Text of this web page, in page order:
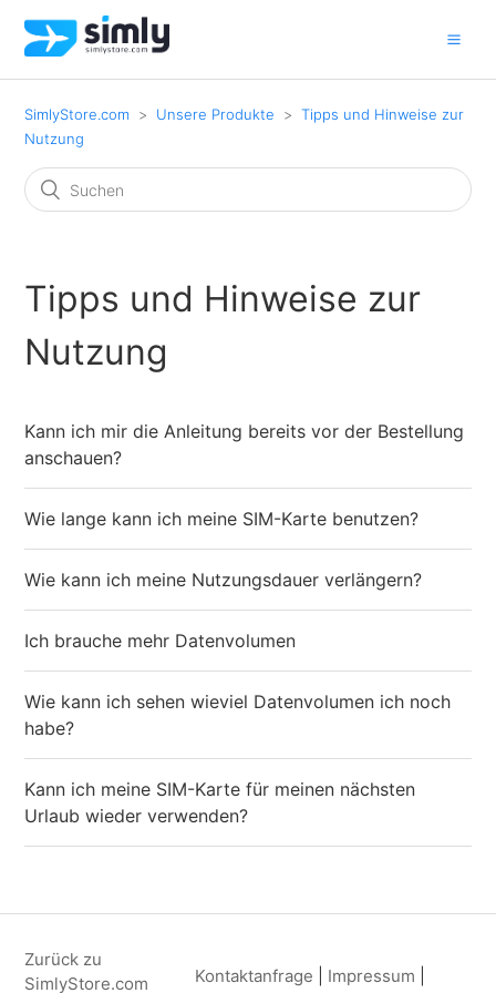
SimlyStore.com Unsere Produkte
Tipps und Hinweise zur
Nutzung
Tipps und Hinweise zur
Nutzung
Kann ich mir die Anleitung bereits vor der Bestellung
anschauen?
Wie lange kann ich meine SIM-Karte benutzen?
Wie kann ich meine Nutzungsdauer verlängern?
Ich brauche mehr Datenvolumen
Wie kann ich sehen wieviel Datenvolumen ich noch
habe?
Kann ich meine SIM-Karte für meinen nächsten
Urlaub wieder verwenden?
Zurück zu
SimlyStore.com
Kontaktanfrage Impressum